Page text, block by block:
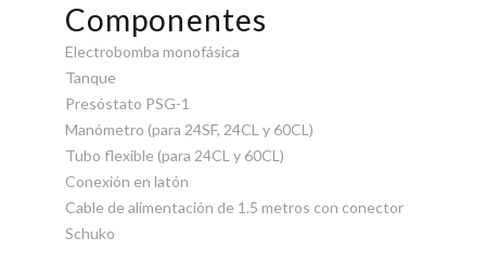
Componentes
Electrobomba monofásica
Tanque
Presóstato PSG-1
Manómetro (para 24SF, 24CL y 60CL)
Tubo flexible (para 24CL y 60CL)
Conexión en latón
Cable de alimentación de 1.5 metros con conector
Schuko